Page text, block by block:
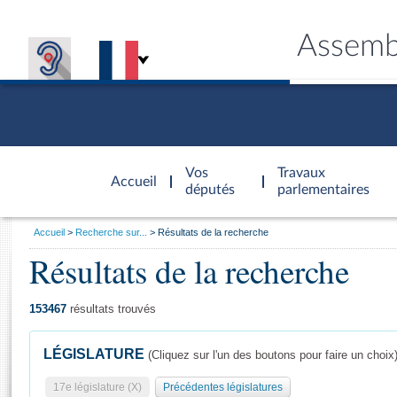
Accueil
d'accueil
Vos
députés
Travaux
parlementaires
Général
Vous
Accueil Recherche sur... Résultats de la recherche
Résultats de la recherche
153467 résultats trouvés
LÉGISLATURE (Cliquez sur l'un des boutons pour faire un choix)
17e législature (X) Précédentes législatures